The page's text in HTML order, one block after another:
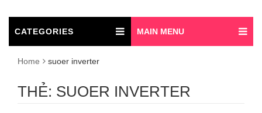
CATEGORIES MAIN MENU
Home suoer inverter
THẺ: SUOER INVERTER